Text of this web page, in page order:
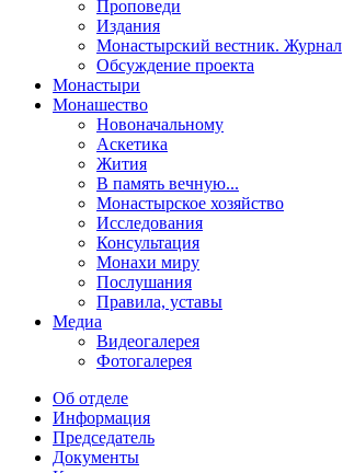
Проповеди
Издания
Монастырский вестник. Журнал
Обсуждение проекта
Монастыри
Монашество
Новоначальному
Аскетика
Жития
В память вечную...
Монастырское хозяйство
Исследования
Консультация
Монахи миру
Послушания
Правила, уставы
Медиа
Видеогалерея
Фотогалерея
Об отделе
Информация
Председатель
Документы